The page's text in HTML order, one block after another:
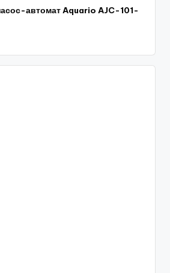
автомат Aquario AJC-101-